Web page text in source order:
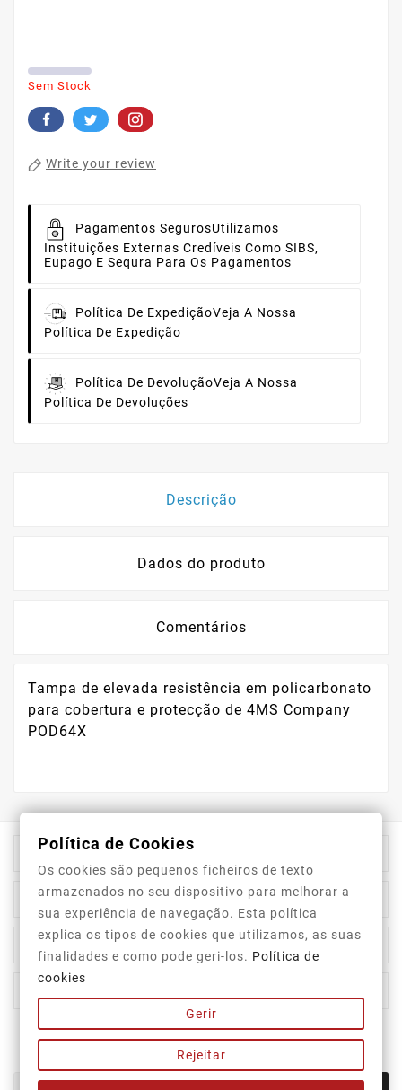
Sem Stock
Write your review
Pagamentos SegurosUtilizamos
Instituições Externas Credíveis Como SIBS,
Eupago E Sequra Para Os Pagamentos
Política De ExpediçãoVeja A Nossa
Política De Expedição
Política De DevoluçãoVeja A Nossa
Política De Devoluções
Descrição
Dados do produto
Comentários
Tampa de elevada resistência em policarbonato
para cobertura e protecção de 4MS Company
POD64X
Informação Da Loja
Top Categorias
A Nossa Empresa

Newsletter
Política de Cookies
Os cookies são pequenos ficheiros de texto
armazenados no seu dispositivo para melhorar a
sua experiência de navegação. Esta política
explica os tipos de cookies que utilizamos, as suas
finalidades e como pode geri-los. Política de
cookies
Gerir
Rejeitar